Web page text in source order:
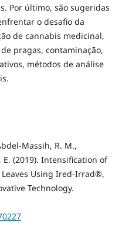
Por último, são sugeridas
o desafio da
de cannabis medicinal,
pragas, contaminação,
métodos de análise
Massih, R. M.,
E. (2019). Intensification of
Using Ired-Irrad®,
Technology.